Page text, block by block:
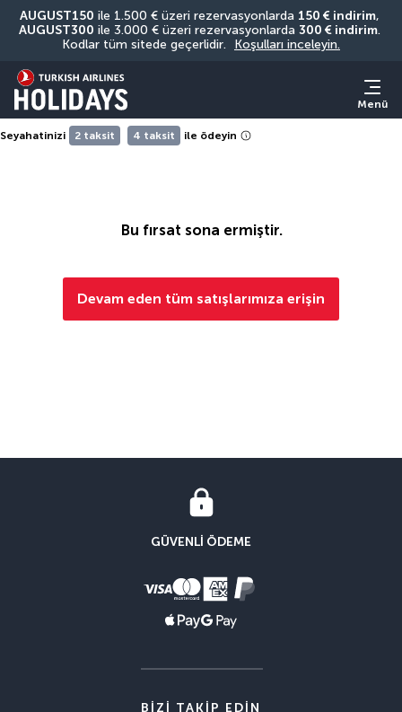
AUGUST150 ile 1.500 € üzeri rezervasyonlarda 150 € indirim
AUGUST300 ile 3.000 € üzeri rezervasyonlarda 300 € indirim.
Kodlar tüm sitede geçerlidir.
Koşulları inceleyin.
Menü
Seyahatinizi 2 taksit 4 taksit ile ödeyin
Bu fırsat sona ermiştir.
Devam eden tüm satışlarımıza erişin
GÜVENLI ÖDEME
BIZI TAKIP EDIN